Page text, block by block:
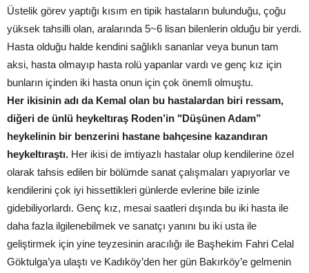
Üstelik görev yaptığı kısım en tipik hastaların bulunduğu, çoğu
yüksek tahsilli olan, aralarında 5~6 lisan bilenlerin olduğu bir yerdi.
Hasta olduğu halde kendini sağlıklı sananlar veya bunun tam
aksi, hasta olmayıp hasta rolü yapanlar vardı ve genç kız için
bunların içinden iki hasta onun için çok önemli olmuştu.
Her ikisinin adı da Kemal olan bu hastalardan biri ressam,
diğeri de ünlü heykeltıraş Roden’in "Düşünen Adam”
heykelinin bir benzerini hastane bahçesine kazandıran
heykeltıraştı. Her ikisi de imtiyazlı hastalar olup kendilerine özel
olarak tahsis edilen bir bölümde sanat çalışmaları yapıyorlar ve
kendilerini çok iyi hissettikleri günlerde evlerine bile izinle
gidebiliyorlardı. Genç kız, mesai saatleri dışında bu iki hasta ile
daha fazla ilgilenebilmek ve sanatçı yanını bu iki usta ile
geliştirmek için yine teyzesinin aracılığı ile Başhekim Fahri Celal
Göktulga’ya ulaştı ve Kadıköy’den her gün Bakırköy’e gelmenin